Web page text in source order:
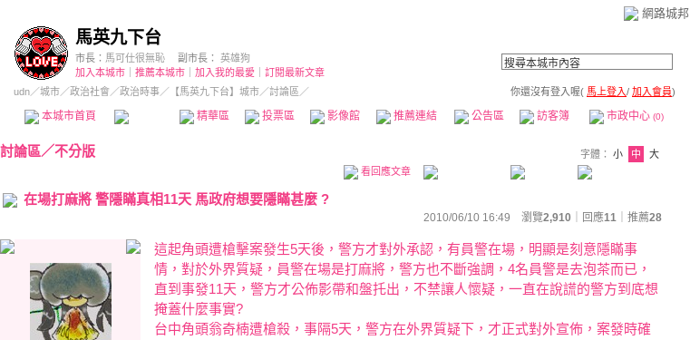
網路城邦
馬英九下台
市長： 馬可仕很無恥 副市長：
英雄狗
加入本城市
推薦本城市 加入我的最愛
訂閱最新文章
udn／城市／政治社會 ／政治時事／ 【馬英九下台】城市／討論區／ 你還沒有登入喔( 馬上登入/ 加入會員)
本城市首頁 精華區 投票區 影像館 推薦連結 公告區 訪客簿 市政中心 (0)
討論區／不分版 字體： 小 中
大
看回應文章
在場打麻將 警隱瞞真相11天 馬政府想要隱瞞甚麼 ?
2010/06/10 16:49 瀏覽2,910 ｜回應11 推薦28
這起角頭遭槍擊案發生5天後，警方才對外承認，有員警在場，明顯是刻意隱瞞事
情，對於外界質疑，員警在場是打麻將，警方也不斷強調，4名員警是去泡茶而已，
直到事發11天，警方才公佈影帶和盤托出，不禁讓人懷疑，一直在說謊的警方到底想
掩蓋什麼事實?
台中角頭翁奇楠遭槍殺，事隔5天，警方在外界質疑下，才正式對外宣佈，案發時確